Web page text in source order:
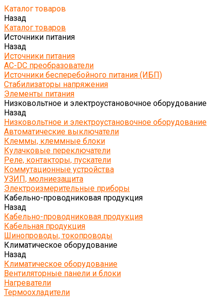
Каталог товаров
Назад
Каталог товаров
Источники питания
Назад
Источники питания
AC-DC преобразователи
Источники бесперебойного питания (ИБП)
Стабилизаторы напряжения
Элементы питания
Низковольтное и электроустановочное оборудование
Назад
Низковольтное и электроустановочное оборудование
Автоматические выключатели
Клеммы, клеммные блоки
Кулачковые переключатели
Реле, контакторы, пускатели
Коммутационные устройства
УЗИП, молниезащита
Электроизмерительные приборы
Кабельно-проводниковая продукция
Назад
Кабельно-проводниковая продукция
Кабельная продукция
Шинопроводы, токопроводы
Климатическое оборудование
Назад
Климатическое оборудование
Вентиляторные панели и блоки
Нагреватели
Термоохладители